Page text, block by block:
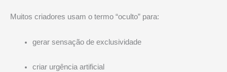
Muitos criadores usam o termo “oculto” para:
gerar sensação de exclusividade
criar urgência artificial